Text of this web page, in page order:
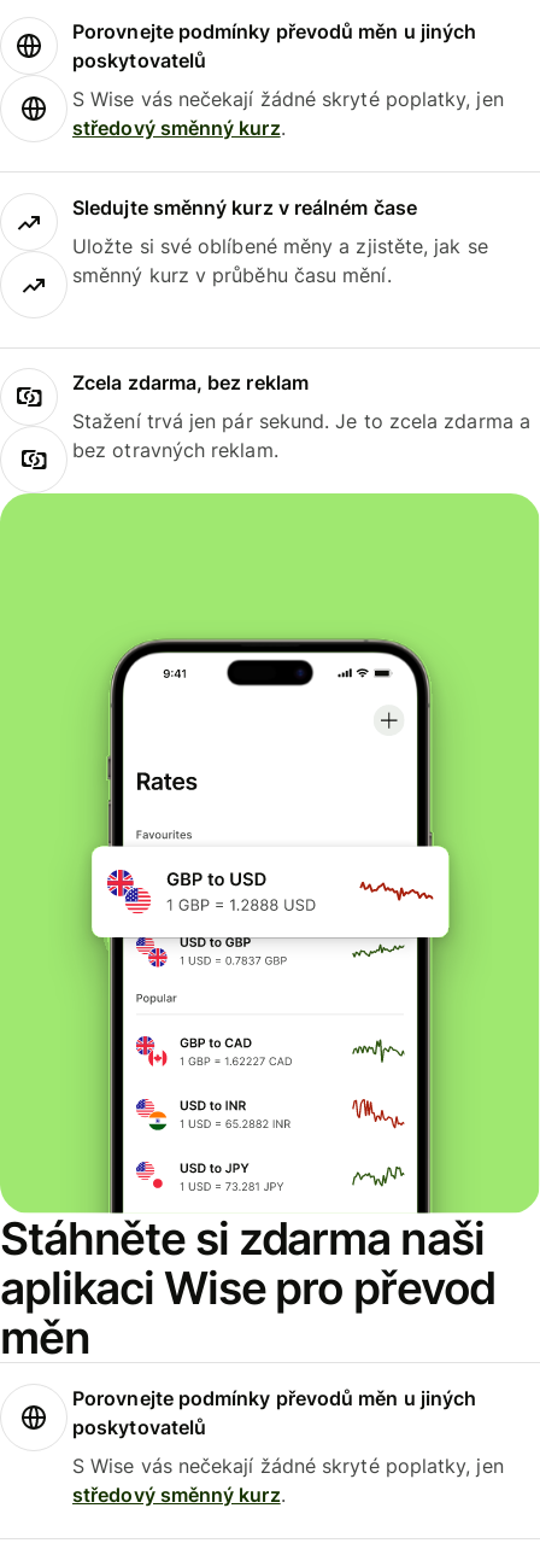
Porovnejte podmínky převodů měn u jiných
poskytovatelů
S Wise vás nečekají žádné skryté poplatky, jen
středový směnný kurz.
Sledujte směnný kurz v reálném čase
Uložte si své oblíbené měny a zjistěte, jak se
směnný kurz v průběhu času mění.
Zcela zdarma, bez reklam
Stažení trvá jen pár sekund. Je to zcela zdarma a
bez otravných reklam.
Stáhněte si zdarma naši
aplikaci Wise pro převod
měn
Porovnejte podmínky převodů měn u jiných
poskytovatelů
S Wise vás nečekají žádné skryté poplatky, jen
středový směnný kurz.